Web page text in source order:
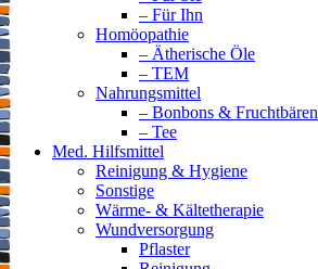
– Für Ihn
Homöopathie
– Ätherische Öle
– TEM
Nahrungsmittel
– Bonbons & Fruchtbären
– Tee
Med. Hilfsmittel
Reinigung & Hygiene
Sonstige
Wärme- & Kältetherapie
Wundversorgung
Pflaster